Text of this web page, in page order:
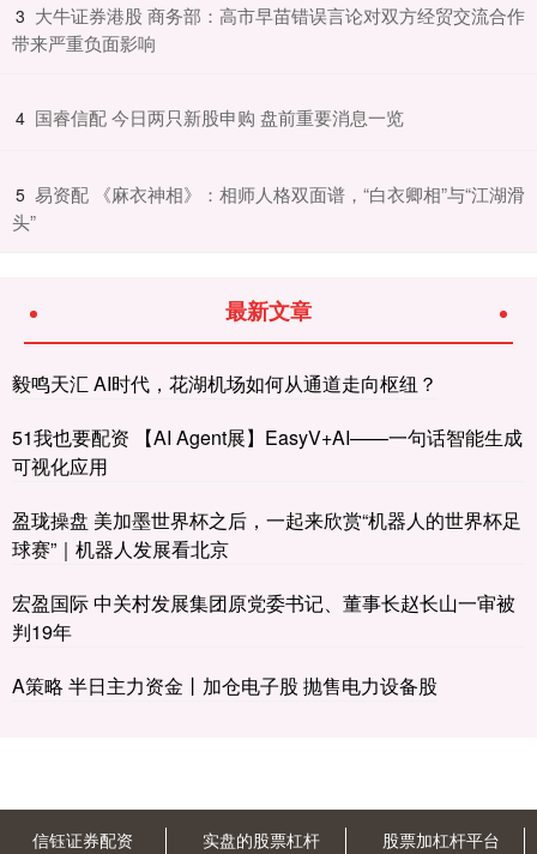
3 ​大牛证券港股 商务部：高市早苗错误言论对双方经贸交流合作
带来严重负面影响
4 ​国睿信配 今日两只新股申购 盘前重要消息一览
5 ​易资配 《麻衣神相》：相师人格双面谱，“白衣卿相”与“江湖滑
头”
最新文章
毅鸣天汇 AI时代，花湖机场如何从通道走向枢纽？
51我也要配资 【AI Agent展】EasyV+AI——一句话智能生成
可视化应用
盈珑操盘 美加墨世界杯之后，一起来欣赏“机器人的世界杯足
球赛”｜机器人发展看北京
宏盈国际 中关村发展集团原党委书记、董事长赵长山一审被
判19年
A策略 半日主力资金丨加仓电子股 抛售电力设备股
信钰证券配资
实盘的股票杠杆
股票加杠杆平台